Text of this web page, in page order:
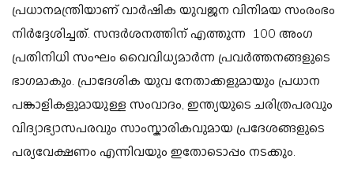
പ്രധാനമന്ത്രിയാണ് വാർഷിക യുവജന വിനിമയ സംരംഭം
നിർദ്ദേശിച്ചത്. സന്ദർശനത്തിന് എത്തുന്ന 100 അംഗ
പ്രതിനിധി സംഘം വൈവിധ്യമാർന്ന പ്രവർത്തനങ്ങളുടെ
ഭാഗമാകും. പ്രാദേശിക യുവ നേതാക്കളുമായും പ്രധാന
പങ്കാളികളുമായുള്ള സംവാദം, ഇന്ത്യയുടെ ചരിത്രപരവും
വിദ്യാഭ്യാസപരവും സാംസ്കാരികവുമായ പ്രദേശങ്ങളുടെ
പര്യവേക്ഷണം എന്നിവയും ഇതോടൊപ്പം നടക്കും.